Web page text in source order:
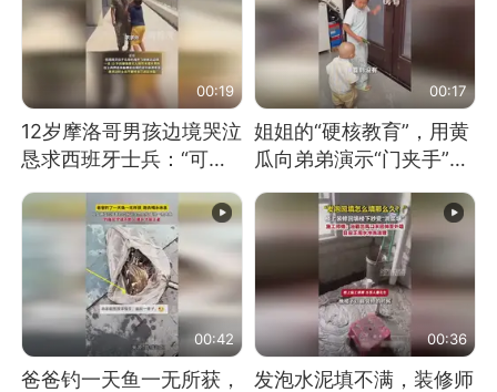
00:19
12岁摩洛哥男孩边境哭泣
恳求西班牙士兵：“可不
00:17
姐姐的“硬核教育”，用黄
瓜向弟弟演示“门夹手”，
教！
00:42
爸爸钓一天鱼一无所获，
00:36
发泡水泥填不满，装修师